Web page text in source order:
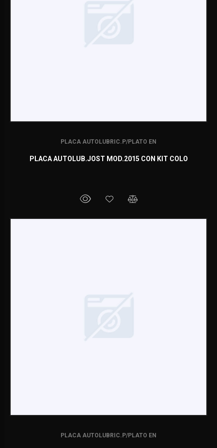
PLACA AUTOLUBRIC.P/PLATO EN
PLACA AUTOLUB.JOST MOD.2015 CON KIT COLO
PLACA AUTOLUBRIC.P/PLATO EN